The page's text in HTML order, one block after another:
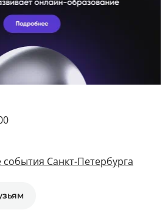
Санкт-Петербурга